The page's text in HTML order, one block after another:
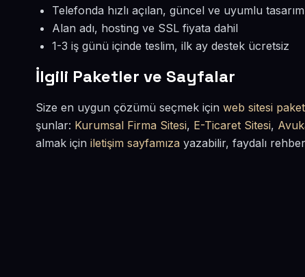
Telefonda hızlı açılan, güncel ve uyumlu tasarım
Alan adı, hosting ve SSL fiyata dahil
1-3 iş günü içinde teslim, ilk ay destek ücretsiz
İlgili Paketler ve Sayfalar
Size en uygun çözümü seçmek için web sitesi
şunlar: Kurumsal Firma Sitesi, E-Ticaret Sitesi,
almak için iletişim sayfamıza yazabilir, faydalı